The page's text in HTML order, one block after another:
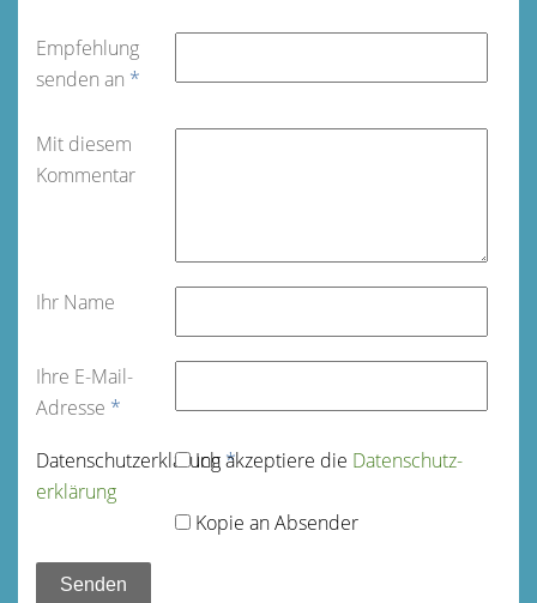
Empfehlung
senden an *
Mit diesem
Kommentar
Ihr Name
Ihre E-Mail-
Adresse *
Datenschutz­erklärung*
Ich akzeptiere die Datenschutz­
erklärung
Kopie an Absender